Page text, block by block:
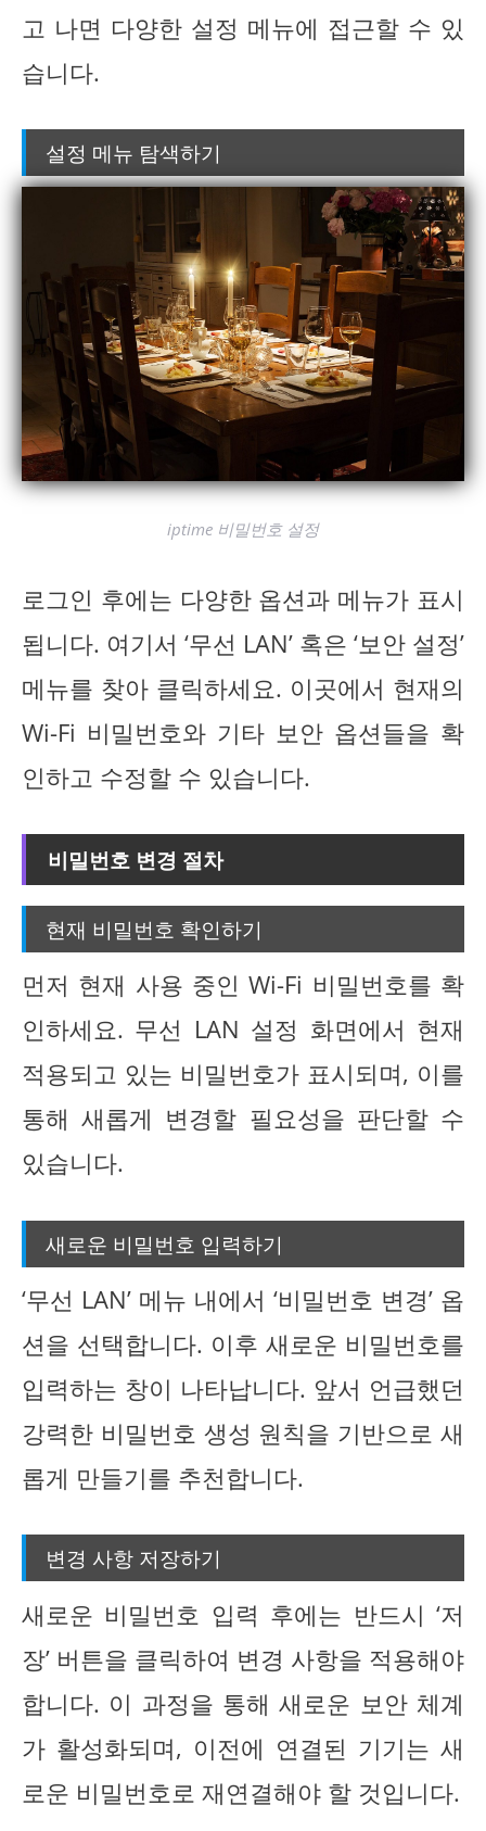
고 나면 다양한 설정 메뉴에 접근할 수 있
습니다.
설정 메뉴 탐색하기
iptime 비밀번호 설정
로그인 후에는 다양한 옵션과 메뉴가 표시
됩니다. 여기서 ‘무선 LAN’ 혹은 ‘보안 설정’
메뉴를 찾아 클릭하세요. 이곳에서 현재의
Wi-Fi 비밀번호와 기타 보안 옵션들을 확
인하고 수정할 수 있습니다.
비밀번호 변경 절차
현재 비밀번호 확인하기
먼저 현재 사용 중인 Wi-Fi 비밀번호를 확
인하세요. 무선 LAN 설정 화면에서 현재
적용되고 있는 비밀번호가 표시되며, 이를
통해 새롭게 변경할 필요성을 판단할 수
있습니다.
새로운 비밀번호 입력하기
‘무선 LAN’ 메뉴 내에서 ‘비밀번호 변경’ 옵
션을 선택합니다. 이후 새로운 비밀번호를
입력하는 창이 나타납니다. 앞서 언급했던
강력한 비밀번호 생성 원칙을 기반으로 새
롭게 만들기를 추천합니다.
변경 사항 저장하기
새로운 비밀번호 입력 후에는 반드시 ‘저
장’ 버튼을 클릭하여 변경 사항을 적용해야
합니다. 이 과정을 통해 새로운 보안 체계
가 활성화되며, 이전에 연결된 기기는 새
로운 비밀번호로 재연결해야 할 것입니다.